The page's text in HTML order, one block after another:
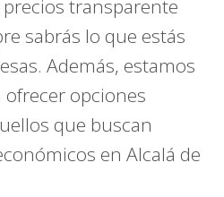
transparente
sabrás lo que estás
Además, estamos
opciones
que buscan
en Alcalá de